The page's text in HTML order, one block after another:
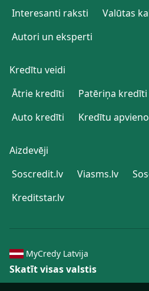
Interesanti raksti
Valūtas
Autori un eksperti
Kredītu veidi
Ātrie kredīti
Patēriņa kredīti
Auto kredīti
Kredītu
Aizdevēji
Soscredit.lv
Viasms.lv
Kreditstar.lv
MyCredy Latvija
Skatīt visas valstis